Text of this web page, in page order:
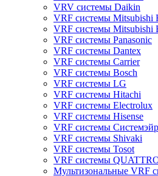
VRV системы Daikin
VRF системы Mitsubishi
VRF системы Mitsubishi
VRF системы Panasonic
VRF системы Dantex
VRF системы Carrier
VRF системы Bosch
VRF системы LG
VRF системы Hitachi
VRF системы Electrolux
VRF системы Hisense
VRF системы
VRF системы Shivaki
VRF системы Tosot
VRF системы
Мультизональные VRF